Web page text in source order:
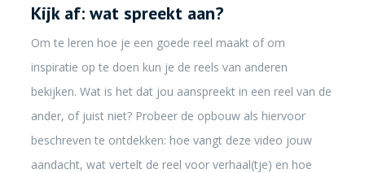
Kijk af: wat spreekt aan?
Om te leren hoe je een goede reel maakt of om
inspiratie op te doen kun je de reels van anderen
bekijken. Wat is het dat jou aanspreekt in een reel van de
ander, of juist niet? Probeer de opbouw als hiervoor
beschreven te ontdekken: hoe vangt deze video jouw
aandacht, wat vertelt de reel voor verhaal(tje) en hoe